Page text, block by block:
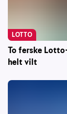
To ferske
helt vilt
LOTTO